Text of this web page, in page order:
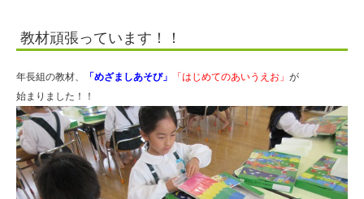
人
住
田
学
園
教材頑張っています！！
年長組の教材、 「めざましあそび」 「はじめてのあいうえお」 が
始まりました！！